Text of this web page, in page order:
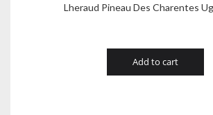
Lheraud Pineau Des Charentes
Add to cart